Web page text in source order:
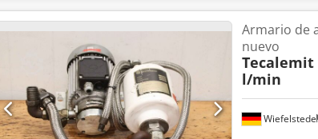
Wiefelstede
Armario de
nuevo
Tecalemit
l/min